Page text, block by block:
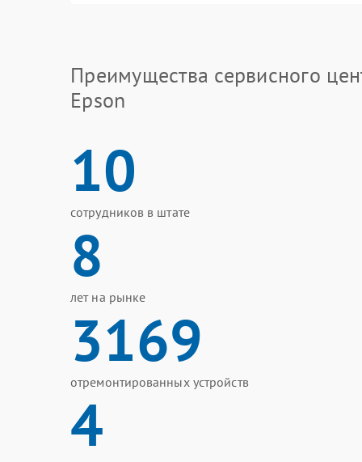
Преимущества сервисного
Epson
10
сотрудников в штате
8
лет на рынке
3169
отремонтированных устройств
4